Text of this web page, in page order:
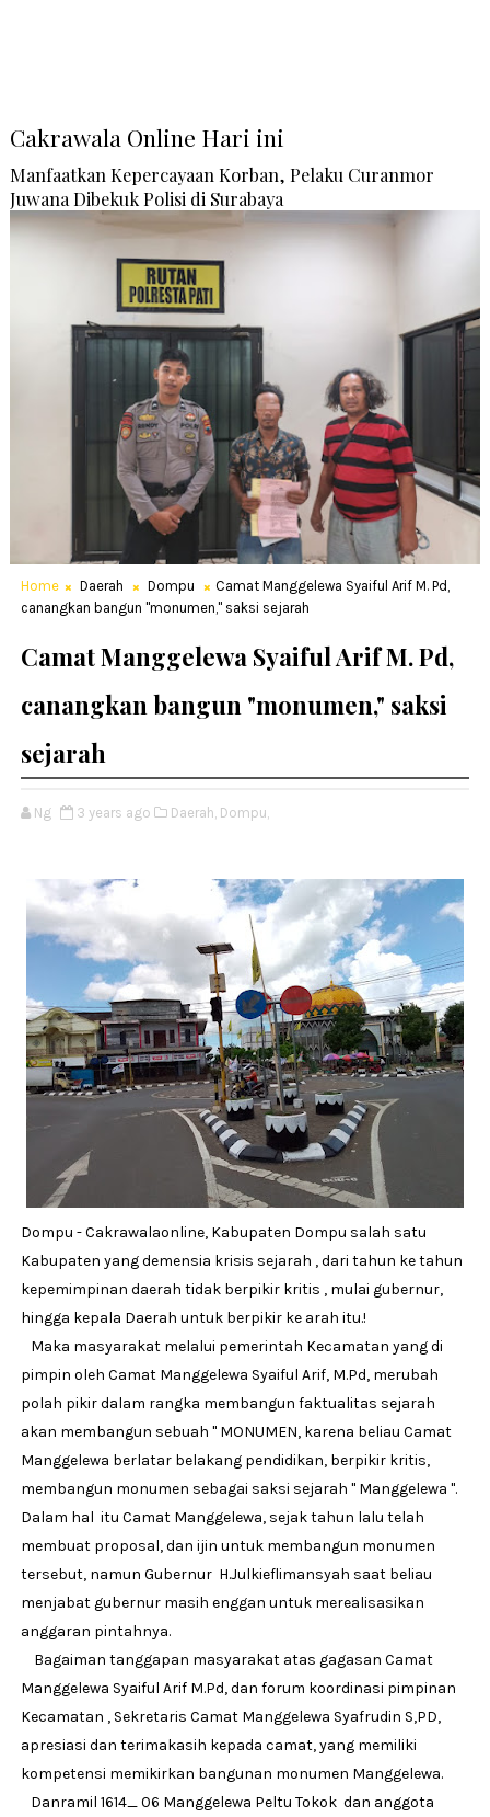
Cakrawala Online Hari ini
Manfaatkan Kepercayaan Korban, Pelaku Curanmor
Juwana Dibekuk Polisi di Surabaya
Home Daerah Dompu
Camat Manggelewa Syaiful Arif M. Pd,
canangkan bangun "monumen," saksi sejarah
Camat Manggelewa Syaiful Arif M. Pd,
canangkan bangun "monumen," saksi
sejarah
Ng 3 years ago Daerah, Dompu,
Dompu - Cakrawalaonline, Kabupaten Dompu salah satu
Kabupaten yang demensia krisis sejarah , dari tahun ke tahun
kepemimpinan daerah tidak berpikir kritis , mulai gubernur,
hingga kepala Daerah untuk berpikir ke arah itu.!
Maka masyarakat melalui pemerintah Kecamatan yang di
pimpin oleh Camat Manggelewa Syaiful Arif, M.Pd, merubah
polah pikir dalam rangka membangun faktualitas sejarah
akan membangun sebuah " MONUMEN, karena beliau Camat
Manggelewa berlatar belakang pendidikan, berpikir kritis,
membangun monumen sebagai saksi sejarah " Manggelewa ".
Dalam hal itu Camat Manggelewa, sejak tahun lalu telah
membuat proposal, dan ijin untuk membangun monumen
tersebut, namun Gubernur H.Julkieflimansyah saat beliau
menjabat gubernur masih enggan untuk merealisasikan
anggaran pintahnya.
Bagaiman tanggapan masyarakat atas gagasan Camat
Manggelewa Syaiful Arif M.Pd, dan forum koordinasi pimpinan
Kecamatan , Sekretaris Camat Manggelewa Syafrudin S,PD,
apresiasi dan terimakasih kepada camat, yang memiliki
kompetensi memikirkan bangunan monumen Manggelewa.
Danramil 1614_ 06 Manggelewa Peltu Tokok dan anggota